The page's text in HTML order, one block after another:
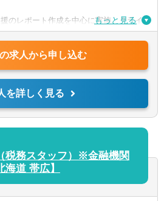
して前向きに取り組むことができる
持った方は歓迎します。
のレポート作成を中心に実施。クライ
グ、経営課題解決に向けたサポートを
代行、法人化支援と財務分析、事業or投
継プランの立案支援 ほか
もっと見る
求人から申し込む
を詳しく見る
税務スタッフ）※金融機関
道 帯広】